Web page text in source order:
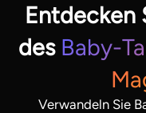
Entdecken
des Baby-
Verwandeln Sie